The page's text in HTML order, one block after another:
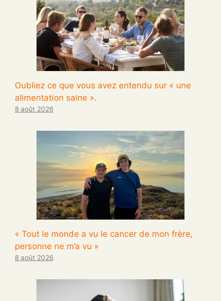
Oubliez ce que vous avez entendu sur « une
alimentation saine ».
8 août 2026
« Tout le monde a vu le cancer de mon frère,
personne ne m’a vu »
8 août 2026